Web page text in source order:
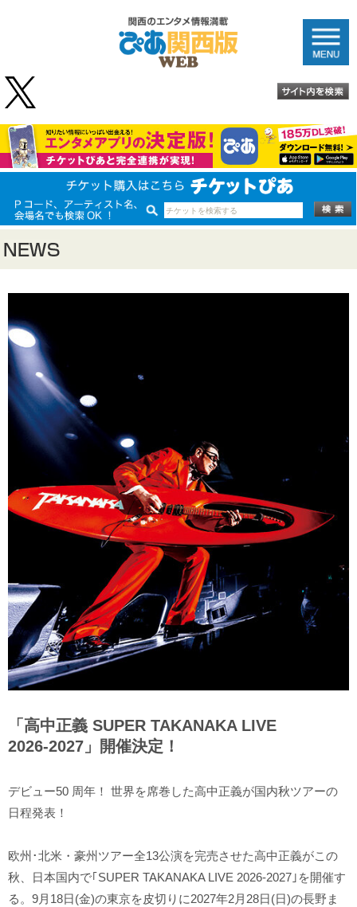
「高中正義 SUPER TAKANAKA LIVE
2026-2027」開催決定！
デビュー50 周年！ 世界を席巻した高中正義が国内秋ツアーの
日程発表！
欧州･北米・豪州ツアー全13公演を完売させた高中正義がこの
秋、日本国内で｢SUPER TAKANAKA LIVE 2026-2027｣を開催す
る。9月18日(金)の東京を皮切りに2027年2月28日(日)の長野ま